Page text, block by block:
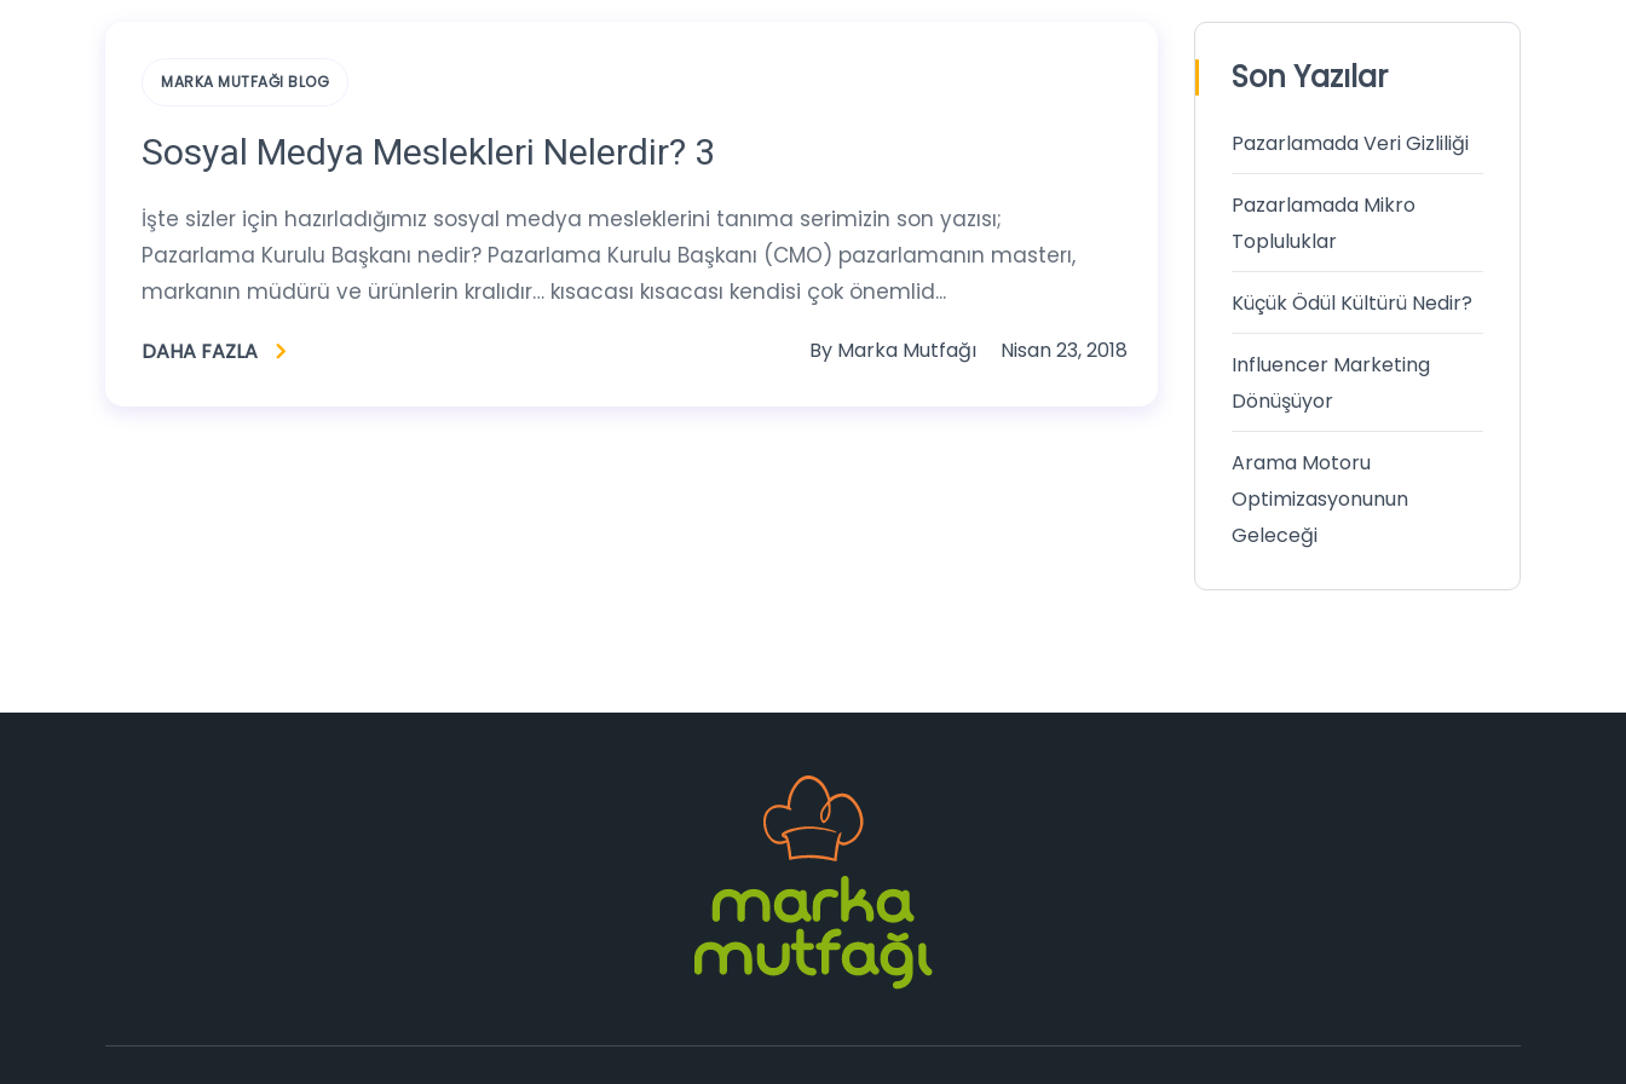
Son Yazılar
Pazarlamada Veri Gizliliği
Pazarlamada Mikro
Topluluklar
Küçük Ödül Kültürü Nedir?
Influencer Marketing
Dönüşüyor
Arama Motoru
Optimizasyonunun
Geleceği
MARKA MUTFAĞI BLOG
Sosyal Medya Meslekleri Nelerdir? 3
İşte sizler için hazırladığımız sosyal medya mesleklerini tanıma serimizin son yazısı;
Pazarlama Kurulu Başkanı nedir? Pazarlama Kurulu Başkanı (CMO) pazarlamanın masterı,
markanın müdürü ve ürünlerin kralıdır… kısacası kısacası kendisi çok önemlid...
DAHA FAZLA By Marka Mutfağı Nisan 23, 2018